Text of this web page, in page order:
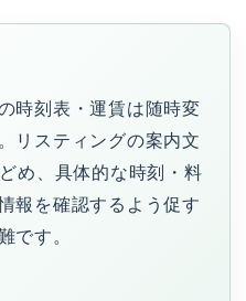
時刻表・運賃は随時変
リスティングの案内文
め、具体的な時刻・料
報を確認するよう促す
です。